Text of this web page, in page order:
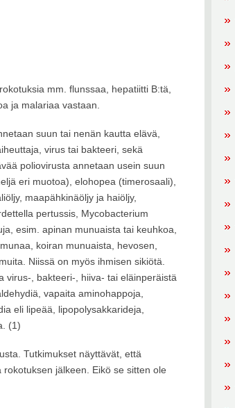
mm. flunssaa, hepatiitti B:tä,
ja malariaa vastaan.
suun tai nenän kautta elävä,
virus tai bakteeri, sekä
poliovirusta annetaan usein suun
eri muotoa), elohopea (timerosaali),
maapähkinäöljy ja haiöljy,
pertussis, Mycobacterium
esim. apinan munuaista tai keuhkoa,
koiran munuaista, hevosen,
Niissä on myös ihmisen sikiötä.
virus-, bakteeri-, hiiva- tai eläinperäistä
vapaita aminohappoja,
eli lipeää, lipopolysakkarideja,
(1)
Tutkimukset näyttävät, että
jälkeen. Eikö se sitten ole